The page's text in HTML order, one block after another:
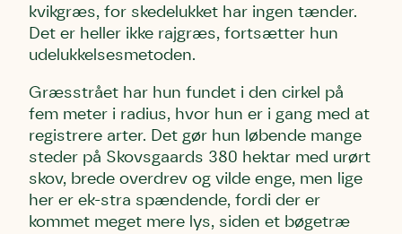
kvikgræs, for skedelukket har ingen tænder.
Det er heller ikke rajgræs, fortsætter hun
udelukkelsesmetoden.
Græsstrået har hun fundet i den cirkel på
fem meter i radius, hvor hun er i gang med at
registrere arter. Det gør hun løbende mange
steder på Skovsgaards 380 hektar med urørt
skov, brede overdrev og vilde enge, men lige
her er ek-stra spændende, fordi der er
kommet meget mere lys, siden et bøgetræ